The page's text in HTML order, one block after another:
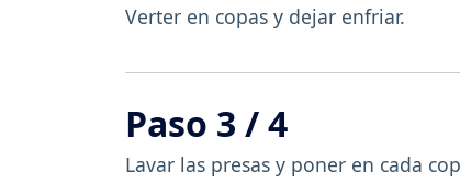
Verter en copas y dejar enfriar.
Paso 3 / 4
Lavar las presas y poner en cada